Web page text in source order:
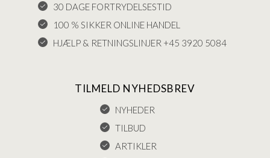
30 DAGE FORTRYDELSESTID
100 % SIKKER ONLINE HANDEL
HJÆLP & RETNINGSLINJER +45 3920 5084
TILMELD NYHEDSBREV
NYHEDER
TILBUD
ARTIKLER